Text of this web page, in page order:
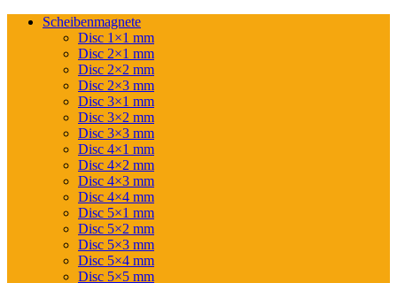
Scheibenmagnete
Disc 1×1 mm
Disc 2×1 mm
Disc 2×2 mm
Disc 2×3 mm
Disc 3×1 mm
Disc 3×2 mm
Disc 3×3 mm
Disc 4×1 mm
Disc 4×2 mm
Disc 4×3 mm
Disc 4×4 mm
Disc 5×1 mm
Disc 5×2 mm
Disc 5×3 mm
Disc 5×4 mm
Disc 5×5 mm